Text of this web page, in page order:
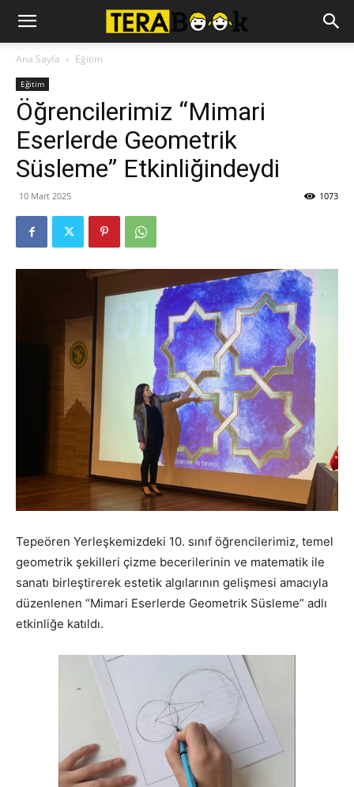
Ana Sayfa Eğitim
Eğitim
Öğrencilerimiz “Mimari
Eserlerde Geometrik
Süsleme” Etkinliğindeydi
10 Mart 2025 1073
Tepeören Yerleşkemizdeki 10. sınıf öğrencilerimiz, temel
geometrik şekilleri çizme becerilerinin ve matematik ile
sanatı birleştirerek estetik algılarının gelişmesi amacıyla
düzenlenen “Mimari Eserlerde Geometrik Süsleme” adlı
etkinliğe katıldı.